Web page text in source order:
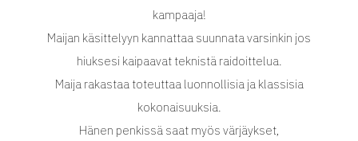
kampaaja!
Maijan käsittelyyn kannattaa suunnata varsinkin jos
hiuksesi kaipaavat teknistä raidoittelua.
Maija rakastaa toteuttaa luonnollisia ja klassisia
kokonaisuuksia.
Hänen penkissä saat myös värjäykset,